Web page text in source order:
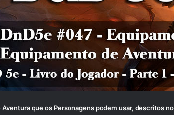
que os Personagens podem usar, descritos no